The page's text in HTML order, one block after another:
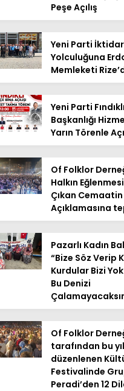
Peşe Açılış
Yeni Parti İktidar
Yolculuğuna
Memleketi
Yeni Parti
Başkanlığı
Yarın Törenle
Of Folklor
Halkın
Çıkan Cemaatin
Açıklamasına
Pazarlı Kadın
“Bize Söz Verip
Kurdular Bizi
Bu Denizi
Of Folklor
tarafından bu
düzenlenen
Festivalinde
Peradi’den 12